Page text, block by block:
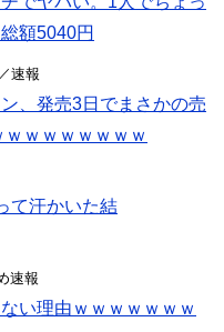
額5040円
速報
、発売3日でまさかの売
ｗｗｗｗｗｗｗｗ
て汗かいた結
速報
い理由ｗｗｗｗｗｗｗ